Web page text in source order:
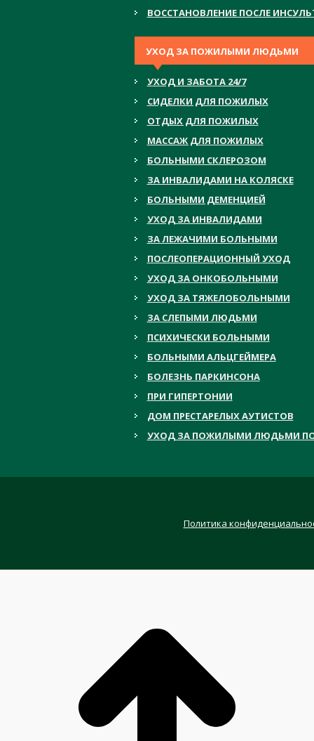
ВОССТАНОВЛЕНИЕ ПОСЛЕ
УХОД ЗА ПОЖИЛЫМИ ЛЮДЬМИ
УХОД И ЗАБОТА 24/7
СИДЕЛКИ ДЛЯ ПОЖИЛЫХ
ОТДЫХ ДЛЯ ПОЖИЛЫХ
МАССАЖ ДЛЯ ПОЖИЛЫХ
БОЛЬНЫМИ СКЛЕРОЗОМ
ЗА ИНВАЛИДАМИ НА КОЛЯСКЕ
БОЛЬНЫМИ ДЕМЕНЦИЕЙ
УХОД ЗА ИНВАЛИДАМИ
ЗА ЛЕЖАЧИМИ БОЛЬНЫМИ
ПОСЛЕОПЕРАЦИОННЫЙ УХОД
УХОД ЗА ОНКОБОЛЬНЫМИ
УХОД ЗА ТЯЖЕЛОБОЛЬНЫМИ
ЗА СЛЕПЫМИ ЛЮДЬМИ
ПСИХИЧЕСКИ БОЛЬНЫМИ
БОЛЬНЫМИ АЛЬЦГЕЙМЕРА
БОЛЕЗНЬ ПАРКИНСОНА
ПРИ ГИПЕРТОНИИ
ДОМ ПРЕСТАРЕЛЫХ АУТИСТОВ
УХОД ЗА ПОЖИЛЫМИ ЛЮДЬМИ
Политика